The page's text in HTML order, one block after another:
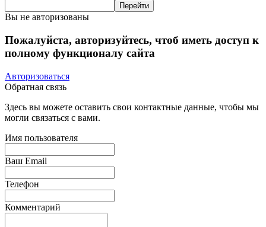
Вы не авторизованы
Пожалуйста, авторизуйтесь, чтоб иметь доступ к
полному функционалу сайта
Авторизоваться
Обратная связь
Здесь вы можете оставить свои контактные данные, чтобы мы
могли связаться с вами.
Имя пользователя
Ваш Email
Телефон
Комментарий